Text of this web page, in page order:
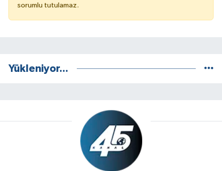
sorumlu tutulamaz.
Yükleniyor...